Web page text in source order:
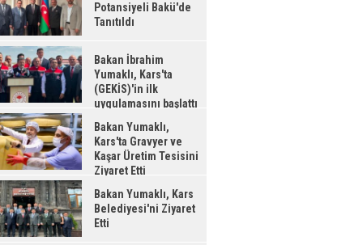
Potansiyeli Bakü'de
Tanıtıldı
Bakan İbrahim
Yumaklı, Kars'ta
(GEKİS)'in ilk
uygulamasını başlattı
Bakan Yumaklı,
Kars'ta Gravyer ve
Kaşar Üretim Tesisini
Ziyaret Etti
Bakan Yumaklı, Kars
Belediyesi'ni Ziyaret
Etti